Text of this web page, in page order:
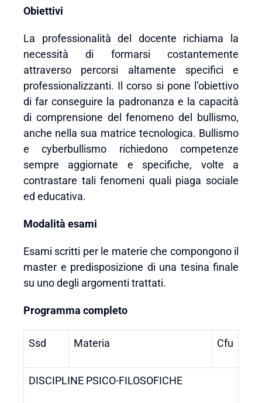
Obiettivi
La professionalità del docente richiama la
necessità di formarsi costantemente
attraverso percorsi altamente specifici e
professionalizzanti. Il corso si pone l’obiettivo
di far conseguire la padronanza e la capacità
di comprensione del fenomeno del bullismo,
anche nella sua matrice tecnologica. Bullismo
e cyberbullismo richiedono competenze
sempre aggiornate e specifiche, volte a
contrastare tali fenomeni quali piaga sociale
ed educativa.
Modalità esami
Esami scritti per le materie che compongono il
master e predisposizione di una tesina finale
su uno degli argomenti trattati.
Programma completo
Ssd Materia Cfu
DISCIPLINE PSICO-FILOSOFICHE